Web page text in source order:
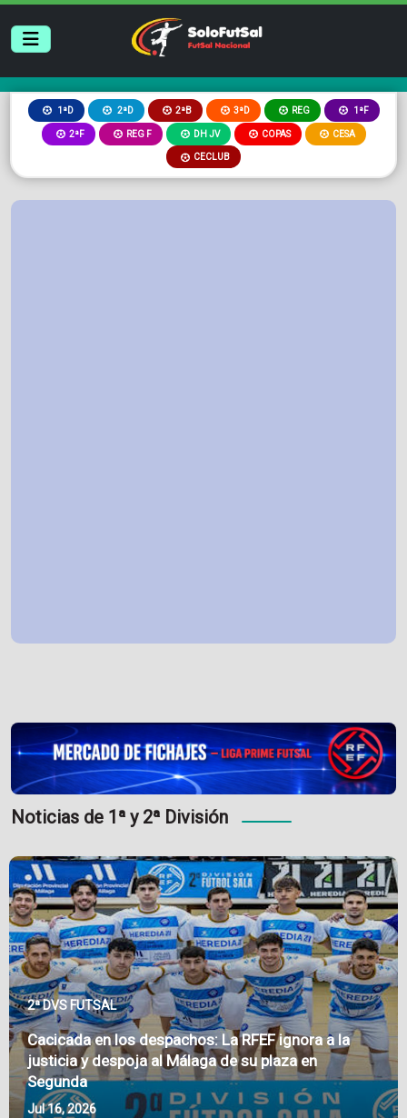
1ªD 2ªD 2ªB 3ªD REG 1ªF
2ªF REG F DH JV COPAS CESA
CECLUB
Noticias de 1ª y 2ª División
2ª DVS FUTSAL
Cacicada en los despachos: La RFEF ignora a la
justicia y despoja al Málaga de su plaza en
Segunda
Jul 16, 2026